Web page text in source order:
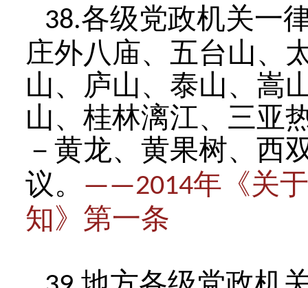
38.各级党政机关一
庄外八庙、五台山、
山、庐山、泰山、嵩
山、桂林漓江、三亚
－黄龙、黄果树、西
议。
——2014年《关
知》第一条